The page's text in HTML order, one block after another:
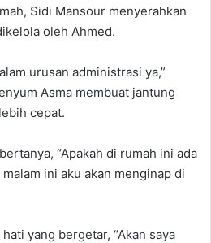
Sidi Mansour menyerahkan
oleh Ahmed.
urusan administrasi ya,”
Asma membuat jantung
cepat.
“Apakah di rumah ini ada
ini aku akan menginap di
yang bergetar, “Akan saya